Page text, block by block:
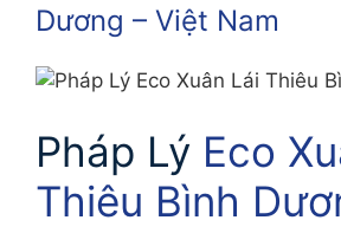
Dương – Việt Nam
Pháp Lý Eco
Thiêu Bình